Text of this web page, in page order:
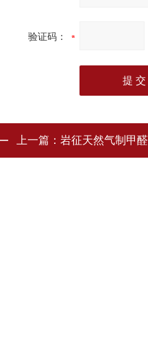
验证码：
上一篇： 岩征天然气制甲